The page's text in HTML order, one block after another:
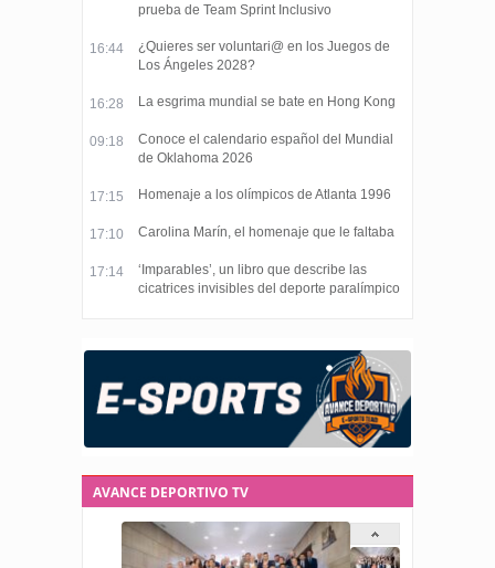
prueba de Team Sprint Inclusivo
16:44
¿Quieres ser voluntari@ en los Juegos de
Los Ángeles 2028?
16:28 La esgrima mundial se bate en Hong Kong
09:18
Conoce el calendario español del Mundial
de Oklahoma 2026
17:15 Homenaje a los olímpicos de Atlanta 1996
17:10 Carolina Marín, el homenaje que le faltaba
17:14
‘Imparables’, un libro que describe las
cicatrices invisibles del deporte paralímpico
AVANCE DEPORTIVO TV